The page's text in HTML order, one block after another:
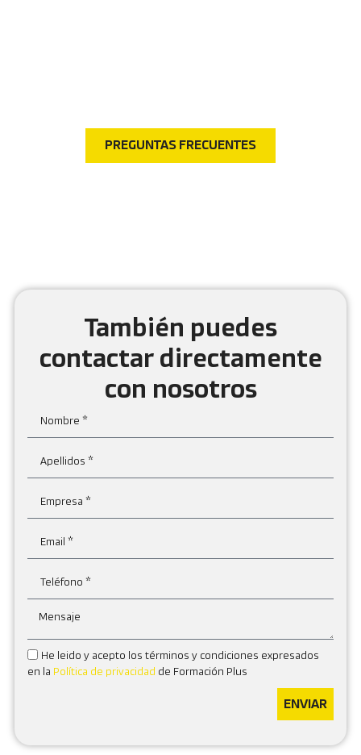
PREGUNTAS FRECUENTES
También puedes
contactar directamente
con nosotros
He leido y acepto los términos y condiciones expresados
en la Política de privacidad de Formación Plus
ENVIAR